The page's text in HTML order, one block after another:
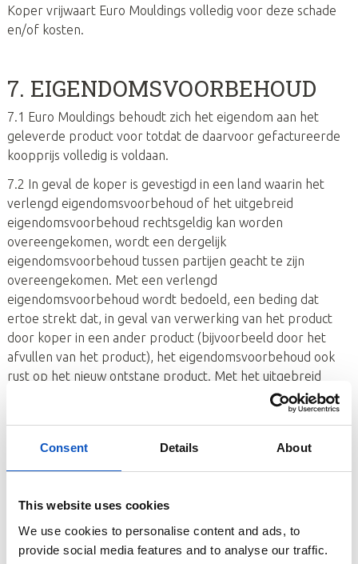
Consent Details About
This website uses cookies
We use cookies to personalise content and ads, to
provide social media features and to analyse our traffic.
Koper vrijwaart Euro Mouldings volledig voor deze schade
en/of kosten.
7. EIGENDOMSVOORBEHOUD
7.1 Euro Mouldings behoudt zich het eigendom aan het
geleverde product voor totdat de daarvoor gefactureerde
koopprijs volledig is voldaan.
7.2 In geval de koper is gevestigd in een land waarin het
verlengd eigendomsvoorbehoud of het uitgebreid
eigendomsvoorbehoud rechtsgeldig kan worden
overeengekomen, wordt een dergelijk
eigendomsvoorbehoud tussen partijen geacht te zijn
overeengekomen. Met een verlengd
eigendomsvoorbehoud wordt bedoeld, een beding dat
ertoe strekt dat, in geval van verwerking van het product
door koper in een ander product (bijvoorbeeld door het
afvullen van het product), het eigendomsvoorbehoud ook
rust op het nieuw ontstane product. Met het uitgebreid
eigendomsvoorbehoud wordt bedoeld, een beding dat
ertoe strekt dat het eigendomsvoorbehoud op het
product, maar op alle geleverde producten totdat alle
opeisbare facturen voor alle geleverde producten zijn
8. ONDERZOEKSPLICHT KOPER